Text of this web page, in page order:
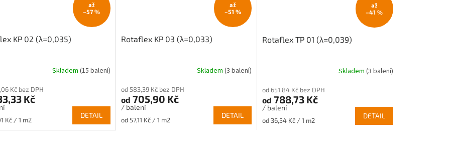
až
–57 %
KP 02 (λ=0,035)
Skladem (15 balení)
Kč bez DPH
Kč
Kč / 1 m2
DETAIL
až
–51 %
Rotaflex KP 03 (λ=0,033)
Skladem (3 balení)
od 583,39 Kč bez DPH
od 705,90 Kč
/ balení
Měrná
od 57,11 Kč / 1 m2
DETAIL
až
–41 %
Rotaflex TP 01 (λ=0,039)
Skladem (3 balení)
od 651,84 Kč bez DPH
od 788,73 Kč
/ balení
Měrná
od 36,54 Kč / 1 m2
DETAIL